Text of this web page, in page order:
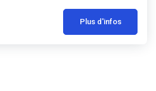
Plus d'infos